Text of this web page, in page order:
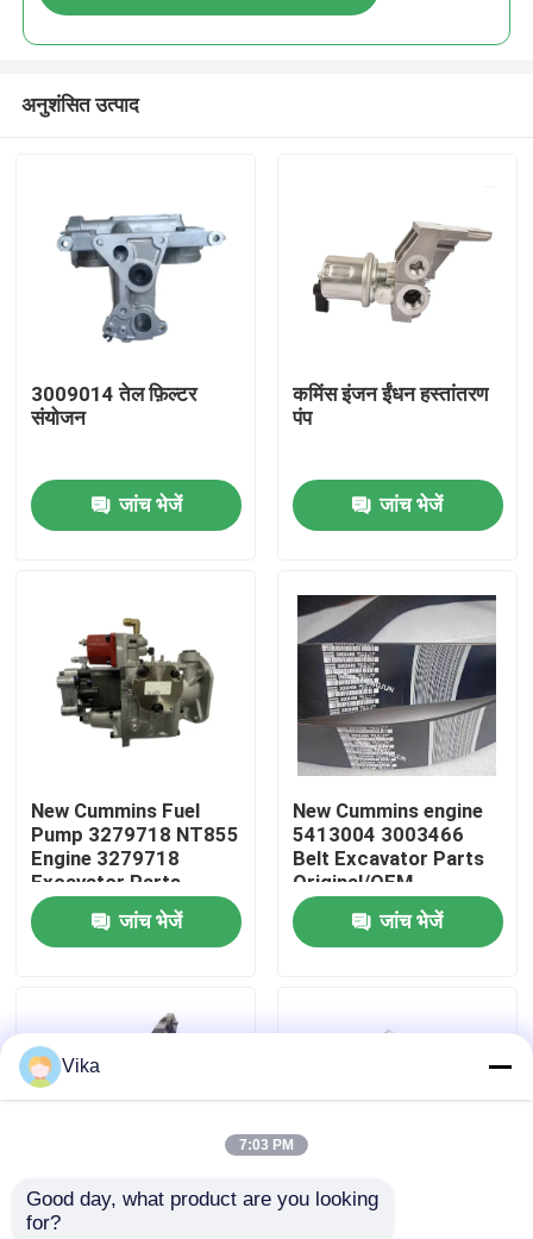
हमारे बारे में
गुणवत्ता नियंत्रण
हमसे संपर्क करें
एक बोली का अनुरोध
कमिंस स्पेयर पार्ट्स
अनुशंसित उत्पाद
3009014 तेल फ़िल्टर
संयोजन
जांच भेजें
कमिंस इंजन ईंधन हस्तांतरण
पंप
जांच भेजें
New Cummins Fuel
Pump 3279718 NT855
Engine 3279718
Excavator Parts
Original/OEM
जांच भेजें
New Cummins engine
5413004 3003466
Belt Excavator Parts
Original/OEM
जांच भेजें
New Cummins
Vika
7:03 PM
Good day, what product are you looking
for?